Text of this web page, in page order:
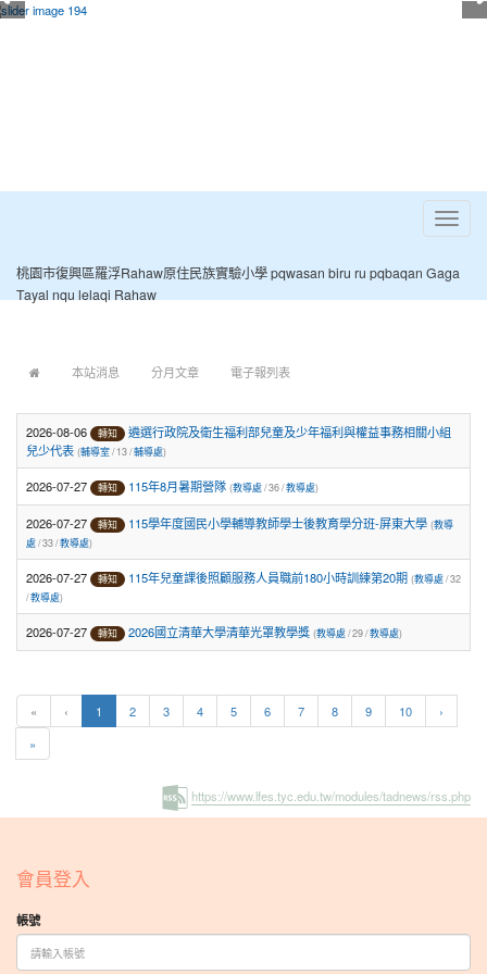
Toggle
桃園市復興區羅浮Rahaw原住民族實驗小學 pqwasan biru ru pqbaqan Gaga
Tayal nqu lelaqi Rahaw
本站消息 分月文章 電子報列表
2026-08-06 轉知
遴選行政院及衛生福利部兒童及少年福利與權益事務相關小組
兒少代表 (輔導室/ 13 /輔導處)
2026-07-27 轉知 115年8月暑期營隊 (教導處/ 36 /教導處)
2026-07-27 轉知 115學年度國民小學輔導教師學士後教育學分班-屏東大學 (教導
處/ 33 /教導處)
2026-07-27 轉知 115年兒童課後照顧服務人員職前180小時訓練第20期 (教導處/ 32
/教導處)
2026-07-27 轉知 2026國立清華大學清華光罩教學獎 (教導處/ 29 /教導處)
« ‹ 1 (current)
2 3 4 5 6 7 8 9 10
›
»
https://www.lfes.tyc.edu.tw/modules/tadnews/rss.php
會員登入
帳號